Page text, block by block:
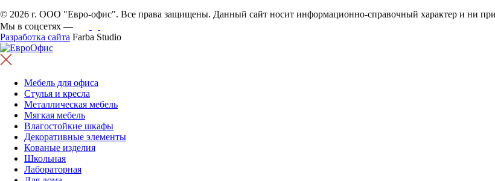
© 2026 г. ООО "Евро-офис". Все права защищены. Данный сайт носит информационно-справочный характер и ни при
Мы в соцсетях —
Разработка сайта Farba Studio
Мебель для офиса
Стулья и кресла
Металлическая мебель
Мягкая мебель
Влагостойкие шкафы
Декоративные элементы
Кованые изделия
Школьная
Лабораторная